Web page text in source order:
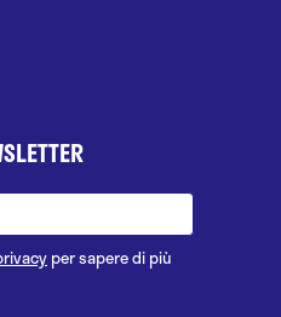
per sapere di più